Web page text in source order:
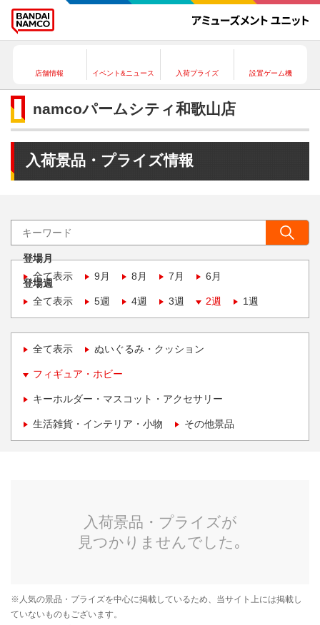
店舗情報 イベント&ニュース 入荷プライズ 設置ゲーム機
namcoパームシティ和歌山店
入荷景品・プライズ情報
登場月
全て表示
9月 8月 7月 6月
登場週
全て表示
5週 4週 3週 2週 1週
全て表示 ぬいぐるみ・クッション
フィギュア・ホビー
キーホルダー・マスコット・アクセサリー
生活雑貨・インテリア・小物 その他景品